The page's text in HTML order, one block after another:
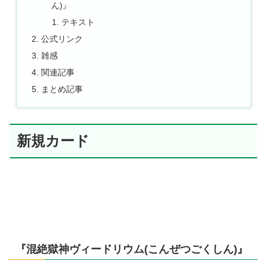
ん)』
テキスト
公式リンク
雑感
関連記事
まとめ記事
新規カード
『混絶獄神ヴィードリウム(こんぜつごくしん)』